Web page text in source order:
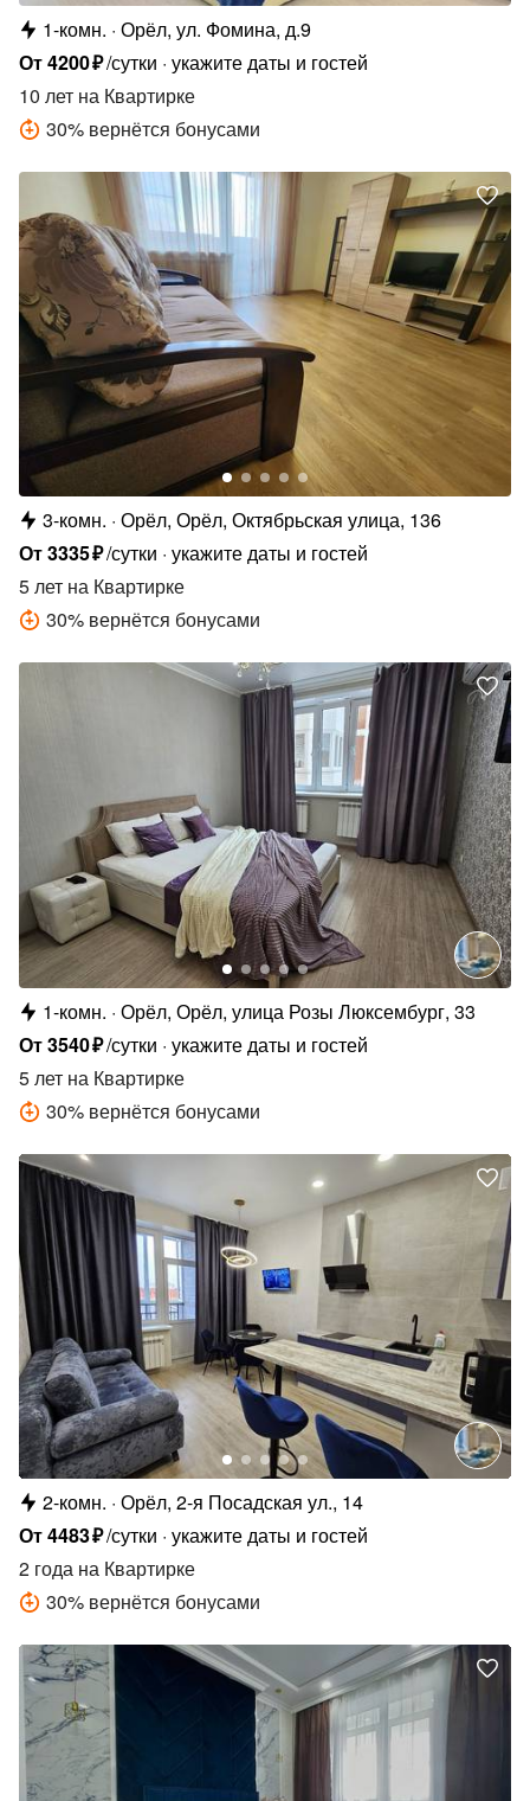
1-комн. Орёл, ул. Фомина, д.9
От4200₽/сутки укажите даты и гостей
10 лет на Квартирке
30% вернётся бонусами
3-комн. Орёл, Орёл, Октябрьская улица, 136
От3335₽/сутки укажите даты и гостей
5 лет на Квартирке
30% вернётся бонусами
1-комн. Орёл, Орёл, улица Розы Люксембург, 33
От3540₽/сутки укажите даты и гостей
5 лет на Квартирке
30% вернётся бонусами
2-комн. Орёл, 2-я Посадская ул., 14
От4483₽/сутки укажите даты и гостей
2 года на Квартирке
30% вернётся бонусами